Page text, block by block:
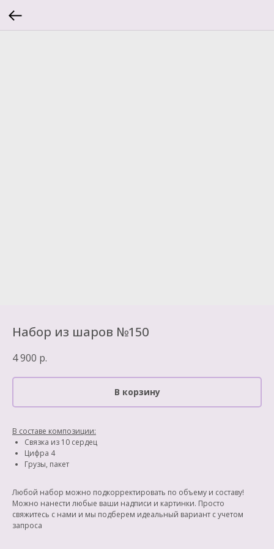
Набор из шаров №150
4 900 р.
В корзину
В составе композиции:
Связка из 10 сердец
Цифра 4
Грузы, пакет
Любой набор можно подкорректировать по объему и составу!
Можно нанести любые ваши надписи и картинки. Просто
свяжитесь с нами и мы подберем идеальный вариант с учетом
запроса